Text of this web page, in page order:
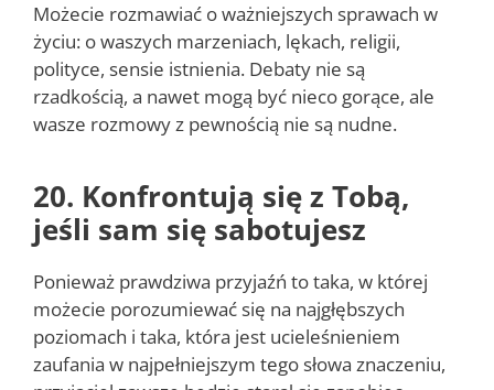
Możecie rozmawiać o ważniejszych sprawach w
życiu: o waszych marzeniach, lękach, religii,
polityce, sensie istnienia. Debaty nie są
rzadkością, a nawet mogą być nieco gorące, ale
wasze rozmowy z pewnością nie są nudne.
20. Konfrontują się z Tobą,
jeśli sam się sabotujesz
Ponieważ prawdziwa przyjaźń to taka, w której
możecie porozumiewać się na najgłębszych
poziomach i taka, która jest ucieleśnieniem
zaufania w najpełniejszym tego słowa znaczeniu,